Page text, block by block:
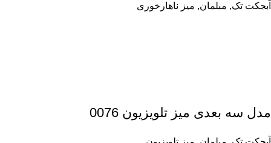
آبجکت تک, مبلمان, میز ناهارخوری
مدل سه بعدی میز تلویزیون 0076